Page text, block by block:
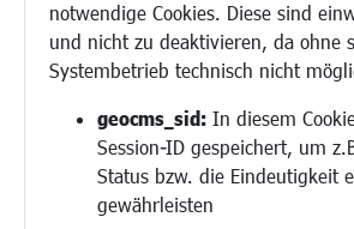
notwendige Cookies. Diese sind
und nicht zu deaktivieren, da ohne
Systembetrieb technisch nicht
geocms_sid: In diesem
Session-ID gespeichert, um
Status bzw. die Eindeutigkeit
gewährleisten
Hilfe für Geflüchtete
Religion
Bauen/Umwelt/Mobilität
Bebauungsplanung
Umwelt/Klima/Abfall
Verkehr/Mobilität